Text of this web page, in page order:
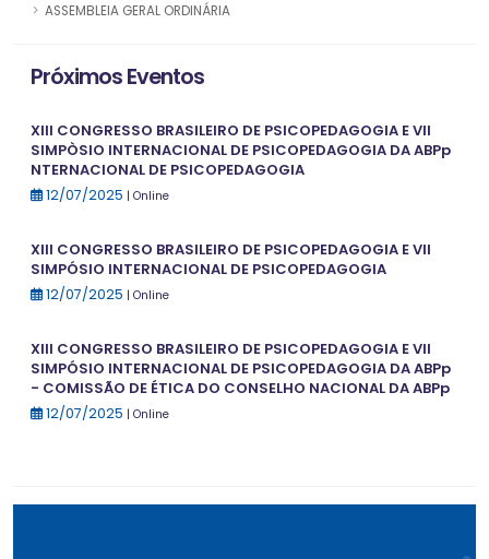
ASSEMBLEIA GERAL ORDINÁRIA
Próximos Eventos
XIII CONGRESSO BRASILEIRO DE PSICOPEDAGOGIA E VII
SIMPÒSIO INTERNACIONAL DE PSICOPEDAGOGIA DA ABPp
NTERNACIONAL DE PSICOPEDAGOGIA
12/07/2025 | Online
XIII CONGRESSO BRASILEIRO DE PSICOPEDAGOGIA E VII
SIMPÓSIO INTERNACIONAL DE PSICOPEDAGOGIA
12/07/2025 | Online
XIII CONGRESSO BRASILEIRO DE PSICOPEDAGOGIA E VII
SIMPÓSIO INTERNACIONAL DE PSICOPEDAGOGIA DA ABPp
- COMISSÃO DE ÉTICA DO CONSELHO NACIONAL DA ABPp
12/07/2025 | Online